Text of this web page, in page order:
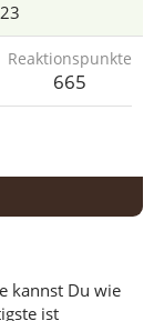
Reaktionspunkte
665
kannst Du wie
ist